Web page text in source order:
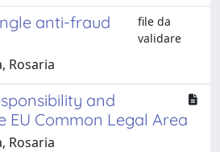
anti-fraud
file da
validare
Rosaria
and
EU Common Legal Area
Rosaria